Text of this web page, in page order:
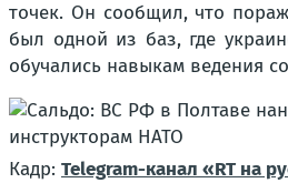
точек. Он сообщил, что
был одной из баз, где
обучались навыкам ведения
Кадр: Telegram-канал «RT на